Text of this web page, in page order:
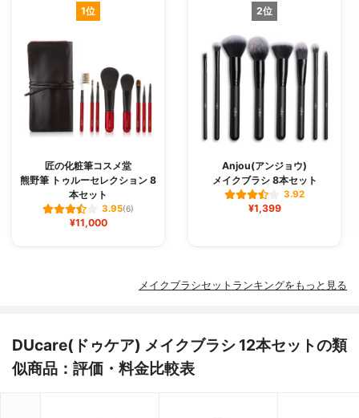
1位
匠の化粧筆コスメ堂
熊野筆 トゥルーセレクション 8
本セット
3.95(6)
¥11,000
2位
Anjou(アンジョウ)
メイクブラシ 8本セット
3.92
¥1,399
メイクブラシセットランキングをもっと見る
DUcare(ドゥケア) メイクブラシ 12本セットの類
似商品：評価・料金比較表